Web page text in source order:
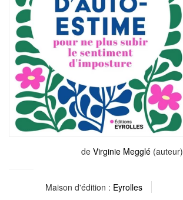
de Virginie Megglé(auteur)
Maison d'édition : Eyrolles